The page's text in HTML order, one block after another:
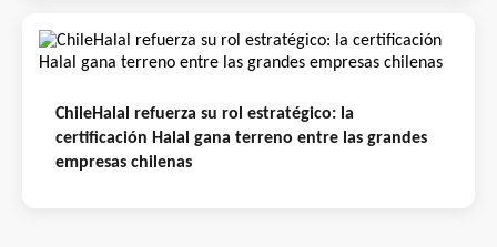
ChileHalal refuerza su rol estratégico: la
certificación Halal gana terreno entre las grandes
empresas chilenas